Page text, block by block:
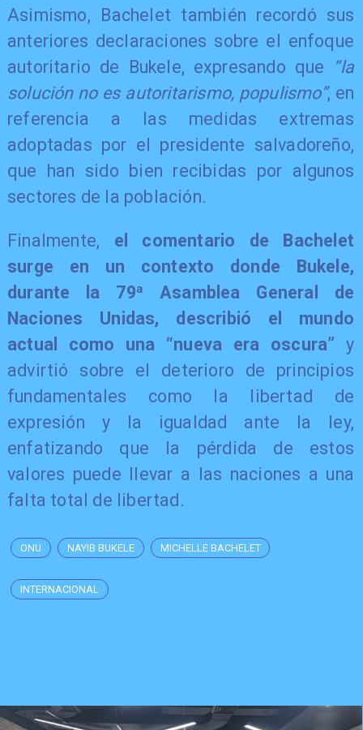
Asimismo, Bachelet también recordó sus
anteriores declaraciones sobre el enfoque
autoritario de Bukele, expresando que “la
solución no es autoritarismo, populismo”, en
referencia a las medidas extremas
adoptadas por el presidente salvadoreño,
que han sido bien recibidas por algunos
sectores de la población.
Finalmente, el comentario de Bachelet
surge en un contexto donde Bukele,
durante la 79ª Asamblea General de
Naciones Unidas, describió el mundo
actual como una “nueva era oscura” y
advirtió sobre el deterioro de principios
fundamentales como la libertad de
expresión y la igualdad ante la ley,
enfatizando que la pérdida de estos
valores puede llevar a las naciones a una
falta total de libertad.
ONU NAYIB BUKELE MICHELLE BACHELET
INTERNACIONAL